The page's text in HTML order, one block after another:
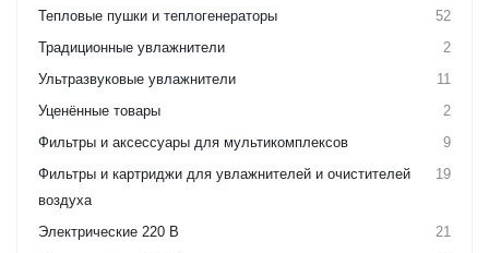
Тепловые пушки и теплогенераторы
52
Традиционные увлажнители
2
Ультразвуковые увлажнители
11
Уценённые товары
2
Фильтры и аксессуары для мультикомплексов
9
Фильтры и картриджи для увлажнителей и очистителей
воздуха
19
Электрические 220 В
21